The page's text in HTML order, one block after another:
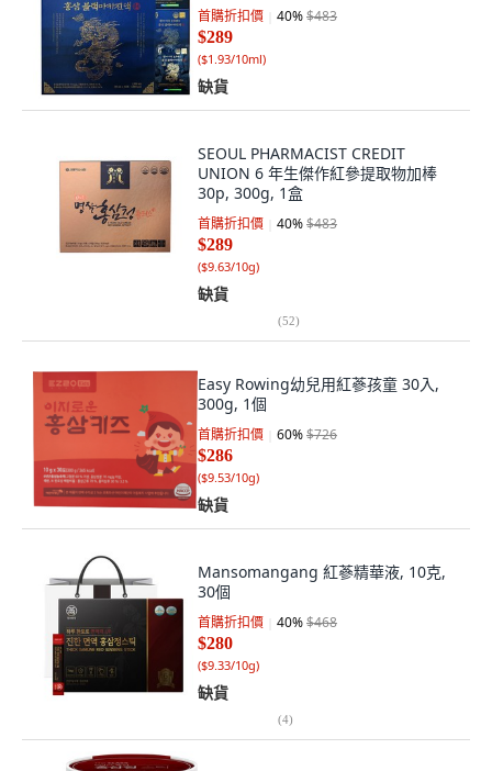
首購折扣價 40%$483
$289
($1.93/10ml)
缺貨
SEOUL PHARMACIST CREDIT
UNION 6 年生傑作紅參提取物加棒
30p, 300g, 1盒
首購折扣價 40%$483
$289
($9.63/10g)
缺貨
(52)
Easy Rowing幼兒用紅蔘孩童 30入,
300g, 1個
首購折扣價 60%$726
$286
($9.53/10g)
缺貨
Mansomangang 紅蔘精華液, 10克,
30個
首購折扣價 40%$468
$280
($9.33/10g)
缺貨
(4)